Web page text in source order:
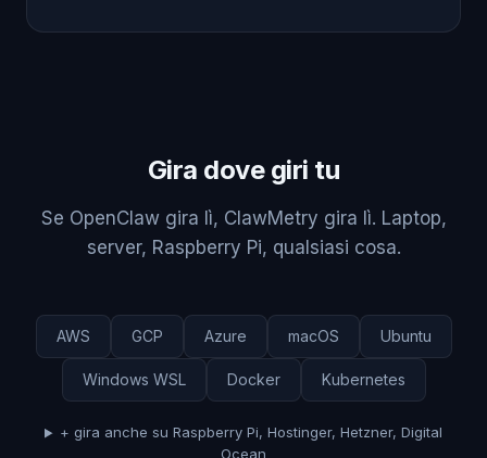
Gira dove giri tu
Se OpenClaw gira lì, ClawMetry gira lì. Laptop,
server, Raspberry Pi, qualsiasi cosa.
AWS GCP Azure macOS Ubuntu
Windows WSL Docker Kubernetes
+ gira anche su Raspberry Pi, Hostinger, Hetzner, Digital
Ocean